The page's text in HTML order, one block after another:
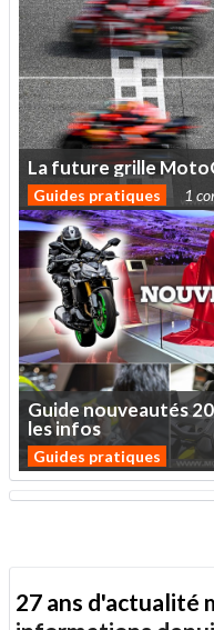
Lafuturegrille
Guides pratiques 1
Guidenouveautés
lesinfos
Guides pratiques
27 ans d'actualité